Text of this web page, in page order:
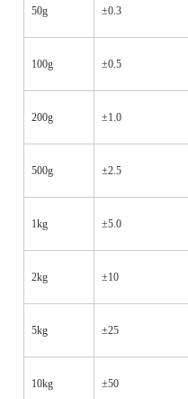
50g ±0.3
100g ±0.5
200g ±1.0
500g ±2.5
1kg ±5.0
2kg ±10
5kg ±25
10kg ±50